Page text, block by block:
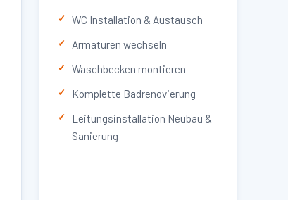
WC Installation & Austausch
Armaturen wechseln
Waschbecken montieren
Komplette Badrenovierung
Leitungsinstallation Neubau &
Sanierung